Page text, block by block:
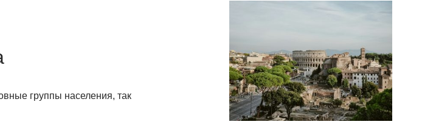
группы населения, так